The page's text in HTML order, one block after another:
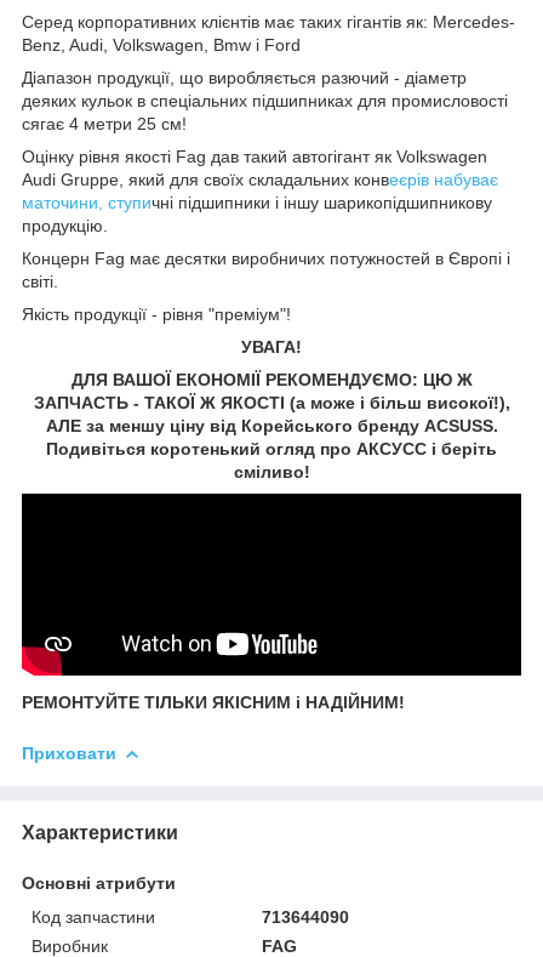
Серед корпоративних клієнтів має таких гігантів як: Mercedes-
Benz, Audi, Volkswagen, Bmw і Ford
Діапазон продукції, що виробляється разючий - діаметр
деяких кульок в спеціальних підшипниках для промисловості
сягає 4 метри 25 см!
Оцінку рівня якості Fag дав такий автогігант як Volkswagen
Audi Gruppe, який для своїх складальних конвеєрів набуває
маточини, ступичні підшипники і іншу шарикопідшипникову
продукцію.
Концерн Fag має десятки виробничих потужностей в Європі і
світі.
Якість продукції - рівня "преміум"!
УВАГА!
ДЛЯ ВАШОЇ ЕКОНОМІЇ РЕКОМЕНДУЄМО: ЦЮ Ж
ЗАПЧАСТЬ - ТАКОЇ Ж ЯКОСТІ (а може і більш високої!),
АЛЕ за меншу ціну від Корейського бренду ACSUSS.
Подивіться коротенький огляд про АКСУCC і беріть
сміливо!
РЕМОНТУЙТЕ ТІЛЬКИ ЯКІСНИМ і НАДІЙНИМ!
Приховати
Характеристики
Основні атрибути
Код запчастини
713644090
Виробник
FAG